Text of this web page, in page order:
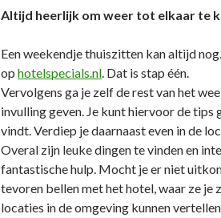
Altijd heerlijk om weer tot elkaar te
Een weekendje thuiszitten kan altijd
op hotelspecials.nl. Dat is stap één.
Vervolgens ga je zelf de rest van het
invulling geven. Je kunt hiervoor de tips
vindt. Verdiep je daarnaast even in de
Overal zijn leuke dingen te vinden en
fantastische hulp. Mocht je er niet
tevoren bellen met het hotel, waar ze je
locaties in de omgeving kunnen